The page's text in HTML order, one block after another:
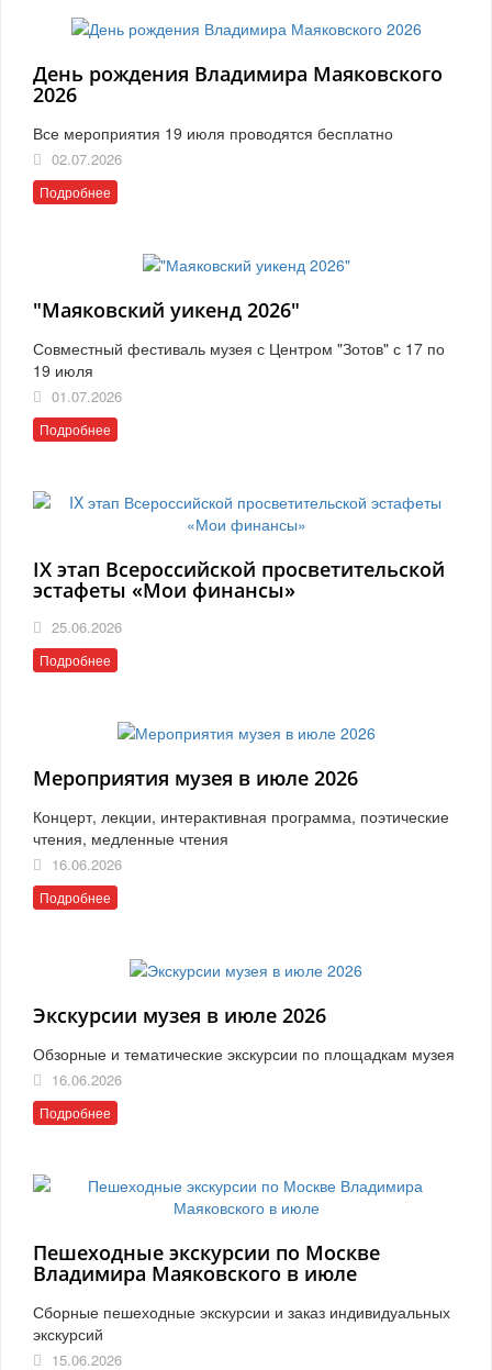
День рождения Владимира Маяковского
2026
Все мероприятия 19 июля проводятся бесплатно
02.07.2026
Подробнее
"Маяковский уикенд 2026"
Совместный фестиваль музея с Центром "Зотов" с 17 по
19 июля
01.07.2026
Подробнее
IX этап Всероссийской просветительской
эстафеты «Мои финансы»
25.06.2026
Подробнее
Мероприятия музея в июле 2026
Концерт, лекции, интерактивная программа, поэтические
чтения, медленные чтения
16.06.2026
Подробнее
Экскурсии музея в июле 2026
Обзорные и тематические экскурсии по площадкам музея
16.06.2026
Подробнее
Пешеходные экскурсии по Москве
Владимира Маяковского в июле
Сборные пешеходные экскурсии и заказ индивидуальных
экскурсий
15.06.2026